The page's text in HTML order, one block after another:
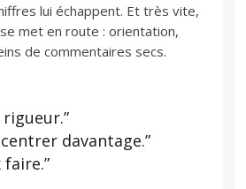
lui échappent. Et très vite,
met en route : orientation,
de commentaires secs.
davantage.”
faire.”